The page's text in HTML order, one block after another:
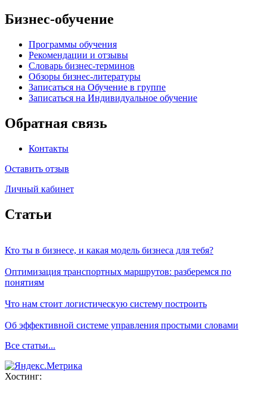
Бизнес-обучение
Программы обучения
Рекомендации и отзывы
Словарь бизнес-терминов
Обзоры бизнес-литературы
Записаться на Обучение в группе
Записаться на Индивидуальное обучение
Обратная связь
Контакты
Оставить отзыв
Личный кабинет
Статьи
Кто ты в бизнесе, и какая модель бизнеса для тебя?
Оптимизация транспортных маршрутов: разберемся по
понятиям
Что нам стоит логистическую систему построить
Об эффективной системе управления простыми словами
Все статьи...
Хостинг: